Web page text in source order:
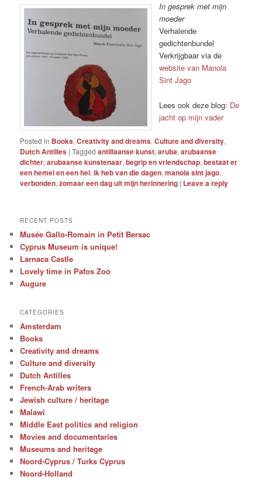
In gesprek met mijn
moeder
Verhalende
gedichtenbundel
Verkrijgbaar via de
website van Manola
Sint Jago
Lees ook deze blog: De
jacht op mijn vader
Posted in Books,Creativity and dreams,Culture and diversity,
Dutch Antilles |Tagged antillaanse kunst,aruba,arubaanse
dichter,arubaanse kunstenaar,begrip en vriendschap,bestaat er
een hemel en een hel,ik heb van die dagen,manola sint jago,
verbonden,zomaar een dag uit mijn herinnering | Leave a reply
RECENT POSTS
Musée Gallo-Romain in Petit Bersac
Cyprus Museum is unique!
Larnaca Castle
Lovely time in Pafos Zoo
Augure
CATEGORIES
Amsterdam
Books
Creativity and dreams
Culture and diversity
Dutch Antilles
French-Arab writers
Jewish culture / heritage
Malawi
Middle East politics and religion
Movies and documentaries
Museums and heritage
Noord-Cyprus / Turks Cyprus
Noord-Holland